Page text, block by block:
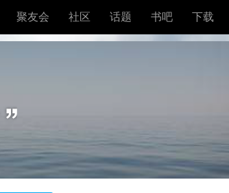
聚友会 社区 话题 书吧 下载